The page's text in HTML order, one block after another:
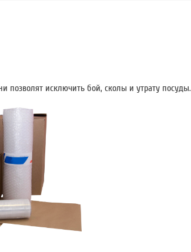
позволят исключить бой, сколы и утрату посуды.